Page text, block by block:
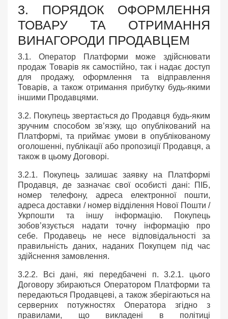
3. ПОРЯДОК ОФОРМЛЕННЯ
ТОВАРУ ТА ОТРИМАННЯ
ВИНАГОРОДИ ПРОДАВЦЕМ
3.1. Оператор Платформи може здійснювати
продаж Товарів як самостійно, так і надає доступ
для продажу, оформлення та відправлення
Товарів, а також отримання прибутку будь-якими
іншими Продавцями.
3.2. Покупець звертається до Продавця будь-яким
зручним способом зв’язку, що опублікований на
Платформі, та приймає умови в опублікованому
оголошенні, публікації або пропозиції Продавця, а
також в цьому Договорі.
3.2.1. Покупець залишає заявку на Платформі
Продавця, де зазначає свої особисті дані: ПІБ,
номер телефону, адреса електронної пошти,
адреса доставки / номер відділення Нової Пошти /
Укрпошти та іншу інформацію. Покупець
зобов’язується надати точну інформацію про
себе. Продавець не несе відповідальності за
правильність даних, наданих Покупцем під час
здійснення замовлення.
3.2.2. Всі дані, які передбачені п. 3.2.1. цього
Договору збираються Оператором Платформи та
передаються Продавцеві, а також зберігаються на
серверних потужностях Оператора згідно з
правилами, що викладені в політиці